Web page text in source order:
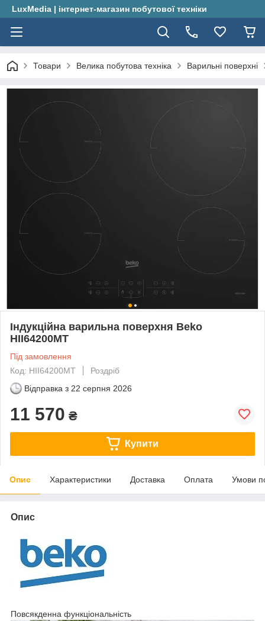
LuxMedia | інтернет-магазин побутової техніки
Товари Велика побутова техніка Варильні поверхні
Індукційна варильна поверхня Beko
HII64200MT
Під замовлення
Код: HII64200MT
Роздріб
Відправка з 22 серпня 2026
11 570 ₴
Купити
Опис Характеристики Доставка Оплата Умови
Опис
Повсякденна функціональність